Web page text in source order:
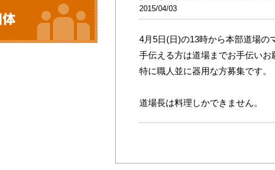
2015/04/03
4月5日(日)の13時から本部道場の
手伝える方は道場までお手伝いお
特に職人並に器用な方募集です。
道場長は料理しかできません。